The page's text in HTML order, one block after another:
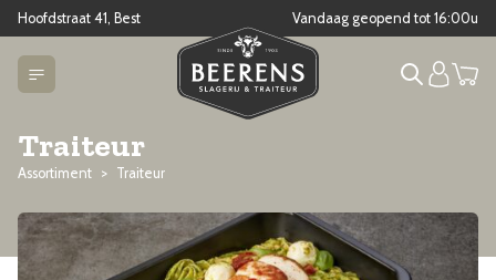
Hoofdstraat 41, Best Vandaag geopend tot 16:00u
Assortiment Traiteur
Traiteur